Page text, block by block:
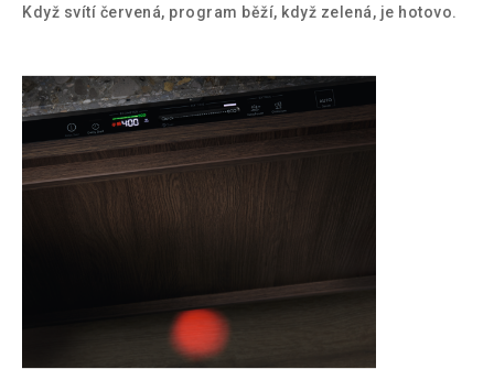
Když svítí červená, program běží, když zelená, je hotovo.